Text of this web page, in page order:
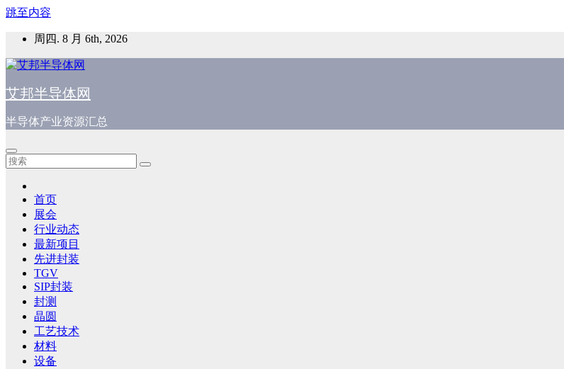
跳至内容
周四. 8 月 6th, 2026
艾邦半导体网
半导体产业资源汇总
首页
展会
行业动态
最新项目
先进封装
TGV
SIP封装
封测
晶圆
工艺技术
材料
设备